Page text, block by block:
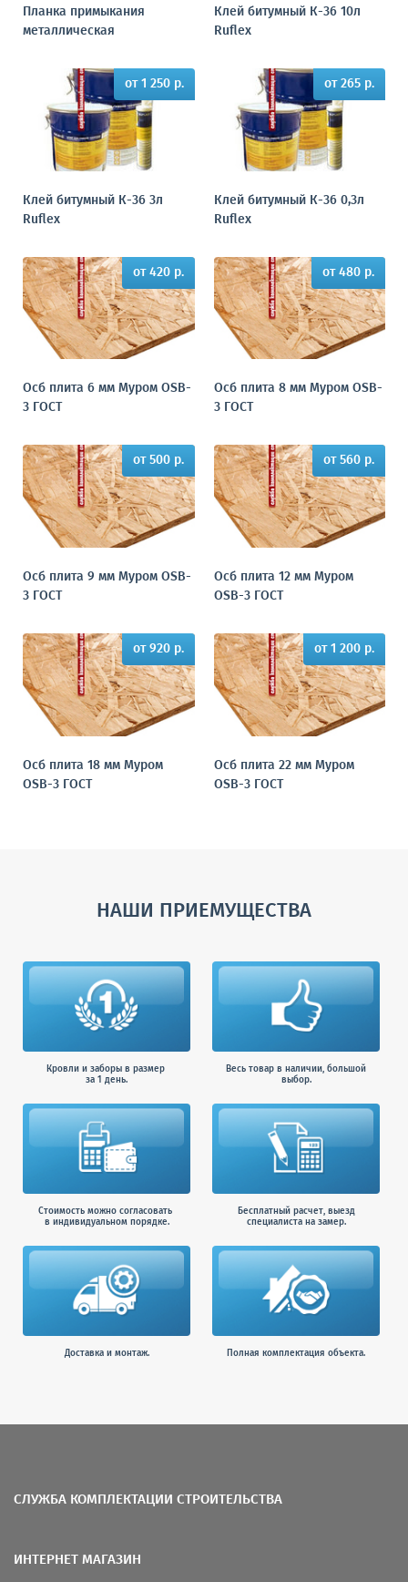
Планка примыкания
металлическая
Клей битумный К-36 10л
Ruflex
от 1 250 р.
Клей битумный К-36 3л
Ruflex
от 265 р.
Клей битумный К-36 0,3л
Ruflex
от 420 р.
Осб плита 6 мм Муром OSB-
3 ГОСТ
от 480 р.
Осб плита 8 мм Муром OSB-
3 ГОСТ
от 500 р.
Осб плита 9 мм Муром OSB-
3 ГОСТ
от 560 р.
Осб плита 12 мм Муром
OSB-3 ГОСТ
от 920 р.
Осб плита 18 мм Муром
OSB-3 ГОСТ
от 1 200 р.
Осб плита 22 мм Муром
OSB-3 ГОСТ
НАШИ ПРИЕМУЩЕСТВА
Кровли и заборы в размер
за 1 день.
Весь товар в наличии, большой
выбор.
Стоимость можно согласовать
в индивидуальном порядке.
Бесплатный расчет, выезд
специалиста на замер.
Доставка и монтаж. Полная комплектация объекта.
СЛУЖБА КОМПЛЕКТАЦИИ СТРОИТЕЛЬСТВА
ИНТЕРНЕТ МАГАЗИН